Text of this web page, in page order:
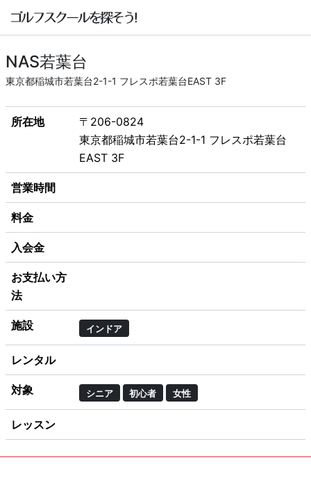
NAS若葉台
東京都稲城市若葉台2-1-1 フレスポ若葉台EAST 3F
所在地
〒206-0824
東京都稲城市若葉台2-1-1 フレスポ若葉台
EAST 3F
営業時間
料金
入会金
お支払い方
法
施設 インドア
レンタル
対象 シニア 初心者 女性
レッスン